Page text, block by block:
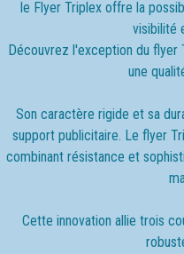
le Flyer Triplexoffre la
visibilité
Découvrez l'exception du flyer
une
Son caractère rigide et sa
support publicitaire. Le flyer
combinant résistance et
Cette innovation allie trois